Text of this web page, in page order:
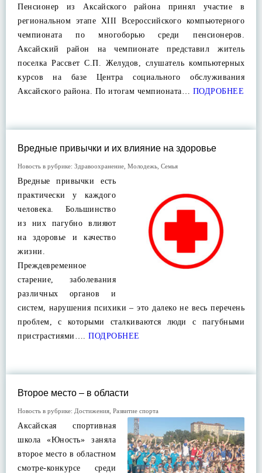
Пенсионер из Аксайского района принял участие в
региональном этапе XIII Всероссийского компьютерного
чемпионата по многоборью среди пенсионеров.
Аксайский район на чемпионате представил житель
поселка Рассвет С.П. Желудов, слушатель компьютерных
курсов на базе Центра социального обслуживания
Аксайского района. По итогам чемпионата… ПОДРОБНЕЕ
Вредные привычки и их влияние на здоровье
Новость в рубрике: Здравоохранение Молодежь Семья
Вредные привычки есть
практически у каждого
человека. Большинство
из них пагубно влияют
на здоровье и качество
жизни.
Преждевременное
старение, заболевания
различных органов и
систем, нарушения психики – это далеко не весь перечень
проблем, с которыми сталкиваются люди с пагубными
пристрастиями…. ПОДРОБНЕЕ
Второе место – в области
Новость в рубрике: Достижения Развитие спорта
Аксайская спортивная
школа «Юность» заняла
второе место в областном
смотре-конкурсе среди